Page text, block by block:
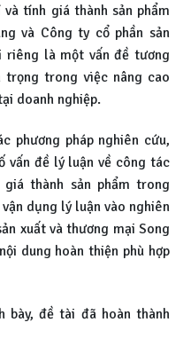
tính giá thành sản phẩm
và Công ty cổ phần sản
riêng là một vấn đề tương
trọng trong việc nâng cao
doanh nghiệp.
phương pháp nghiên cứu,
vấn đề lý luận về công tác
thành sản phẩm trong
dụng lý luận vào nghiên
xuất và thương mại Song
dung hoàn thiện phù hợp
bày, đề tài đã hoàn thành